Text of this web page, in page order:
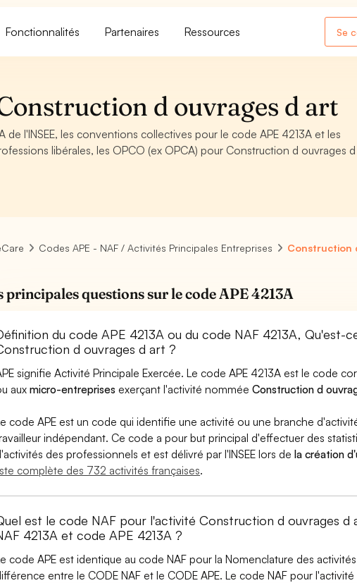
Fonctionnalités Partenaires Ressources Se
d ouvrages d art
de l'INSEE, les conventions collectives pour le code APE 4213A et les
libérales, les OPCO (ex OPCA) pour Construction d ouvrages d
Codes APE - NAF / Activités Principales Entreprises Construction
principales questions sur le code APE 4213A
du code APE 4213A ou du code NAF 4213A, Qu'est-
d ouvrages d art ?
signifie Activité Principale Exercée. Le code APE 4213A est le code
auxmicro-entreprises exerçant l'activité nomméeConstruction d
code APE est un code qui identifie une activité ou une branche
indépendant. Ce code a pour but principal d'effectuer des
des professionnels et est délivré par l'INSEE lors dela création
complète des 732 activités françaises.
est le code NAF pour l'activité Construction d ouvrages
4213A et code APE 4213A ?
code APE est identique au code NAF pour la Nomenclature des
entre le CODE NAF et le CODE APE. Le code NAF pour